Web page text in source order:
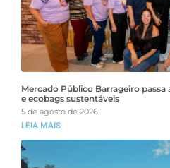
Mercado Público Barrageiro
e ecobags sustentáveis
5 de agosto de 2026
LEIA MAIS